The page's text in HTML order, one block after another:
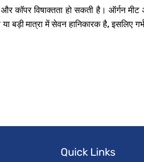
कॉपर विषाक्तता हो सकती है। ऑर्गन
बड़ी मात्रा में सेवन हानिकारक है, इसलिए
Quick Links